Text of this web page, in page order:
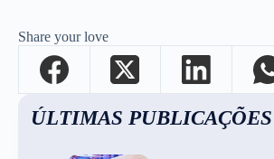
Share your love
ÚLTIMAS PUBLICAÇÕES